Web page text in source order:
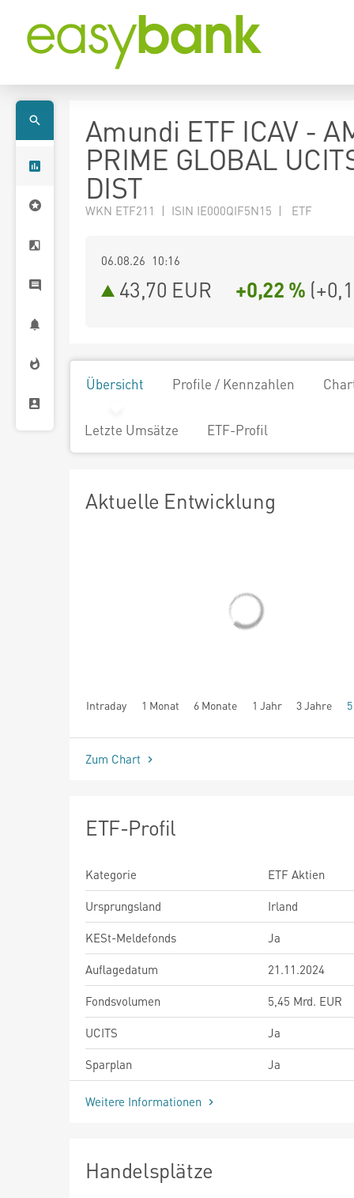
Amundi ETF ICAV -
PRIME GLOBAL
DIST
WKN ETF211 | ISIN IE000QIF5N15 | ETF
06.08.26 10:16
43,70 EUR +0,22 % (
Übersicht Profile / Kennzahlen
Letzte Umsätze ETF-Profil
Aktuelle Entwicklung
Intraday 1 Monat 6 Monate 1 Jahr 3 Jahre
seit Beginn
Zum Chart
ETF-Profil
Kategorie
ETF Aktien
Ursprungsland
Irland
KESt-Meldefonds
Ja
Auflagedatum
21.11.2024
Fondsvolumen
5,45 Mrd. EUR
UCITS
Ja
Sparplan
Ja
Weitere Informationen
Handelsplätze